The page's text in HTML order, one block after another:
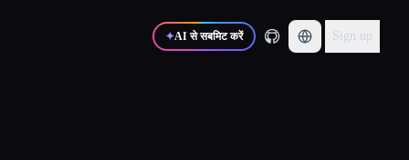
✦AI से सबमिट करें Sign up